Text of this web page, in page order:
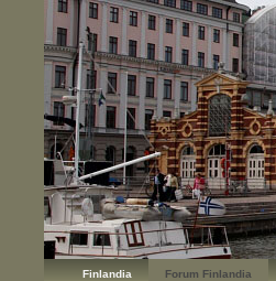
Finlandia Forum Finlandia